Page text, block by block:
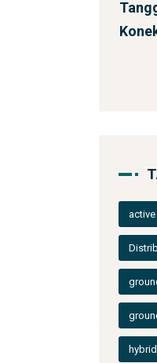
active